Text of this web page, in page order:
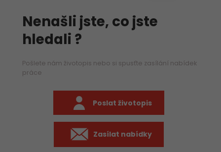
Nenašli jste, co jste
hledali ?
Pošlete nám životopis nebo si spusťte zasílání nabídek
práce
Poslat životopis
Zasílat nabídky